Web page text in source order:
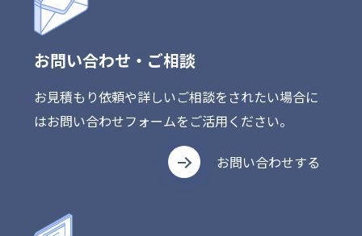
お問い合わせ・ご相談
お見積もり依頼や詳しいご相談をされたい場合に
はお問い合わせフォームをご活用ください。
お問い合わせする